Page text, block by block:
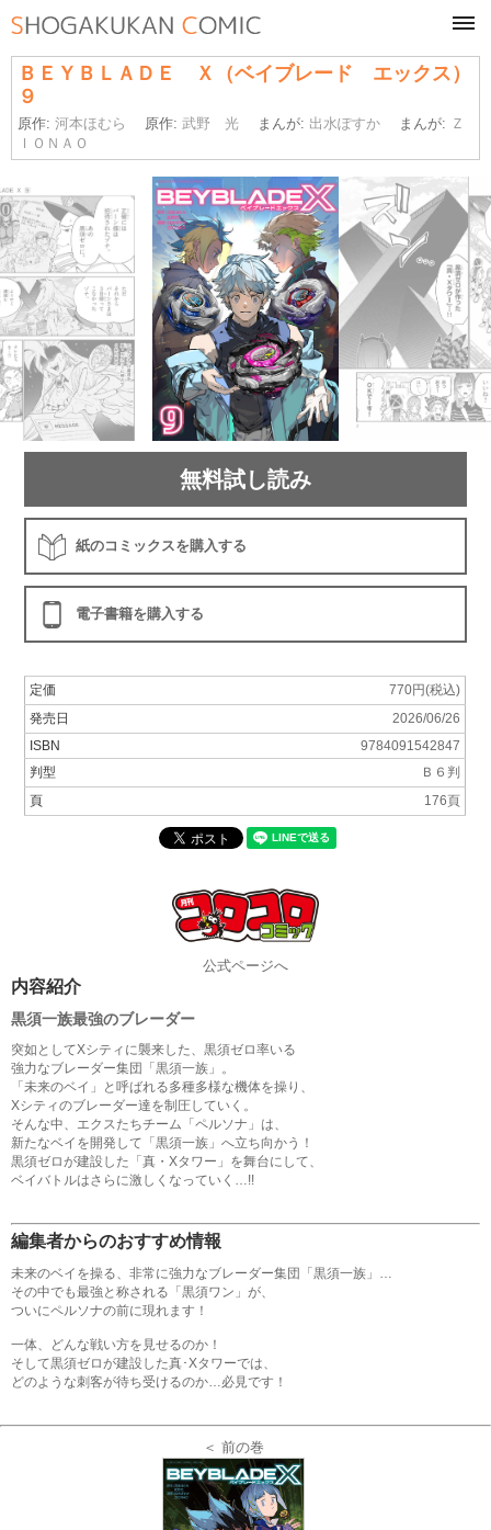
ＢＥＹＢＬＡＤＥ Ｘ（ベイブレード エックス）
９
原作:河本ほむら 原作:武野 光 まんが: 出水ぽすか まんが: Ｚ
ＩＯＮＡＯ
無料試し読み
紙のコミックスを購入する
電子書籍を購入する
定価
770円(税込)
発売日
2026/06/26
ISBN
9784091542847
判型
Ｂ６判
頁
176頁
公式ページへ
内容紹介
黒須一族最強のブレーダー
突如としてXシティに襲来した、黒須ゼロ率いる
強力なブレーダー集団「黒須一族」。
「未来のベイ」と呼ばれる多種多様な機体を操り、
Xシティのブレーダー達を制圧していく。
そんな中、エクスたちチーム「ペルソナ」は、
新たなベイを開発して「黒須一族」へ立ち向かう！
黒須ゼロが建設した「真・Xタワー」を舞台にして、
ベイバトルはさらに激しくなっていく…!!
編集者からのおすすめ情報
未来のベイを操る、非常に強力なブレーダー集団「黒須一族」…
その中でも最強と称される「黒須ワン」が、
ついにペルソナの前に現れます！
一体、どんな戦い方を見せるのか！
そして黒須ゼロが建設した真･Xタワーでは、
どのような刺客が待ち受けるのか…必見です！
＜ 前の巻